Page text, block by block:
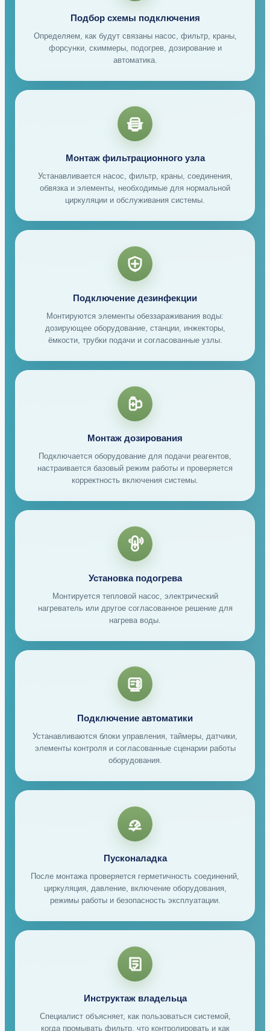
Подбор схемы подключения
Определяем, как будут связаны насос, фильтр, краны,
форсунки, скиммеры, подогрев, дозирование и
автоматика.
Монтаж фильтрационного узла
Устанавливается насос, фильтр, краны, соединения,
обвязка и элементы, необходимые для нормальной
циркуляции и обслуживания системы.
Подключение дезинфекции
Монтируются элементы обеззараживания воды:
дозирующее оборудование, станции, инжекторы,
ёмкости, трубки подачи и согласованные узлы.
Монтаж дозирования
Подключается оборудование для подачи реагентов,
настраивается базовый режим работы и проверяется
корректность включения системы.
Установка подогрева
Монтируется тепловой насос, электрический
нагреватель или другое согласованное решение для
нагрева воды.
Подключение автоматики
Устанавливаются блоки управления, таймеры, датчики,
элементы контроля и согласованные сценарии работы
оборудования.
Пусконаладка
После монтажа проверяется герметичность соединений,
циркуляция, давление, включение оборудования,
режимы работы и безопасность эксплуатации.
Инструктаж владельца
Специалист объясняет, как пользоваться системой,
когда промывать фильтр, что контролировать и как